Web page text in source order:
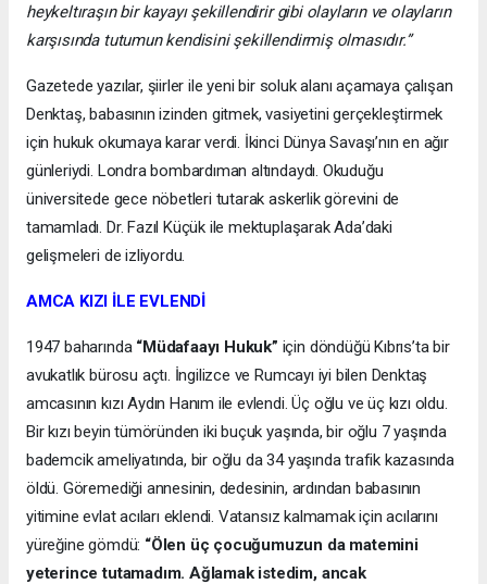
heykeltıraşın bir kayayı şekillendirir gibi olayların ve olayların
karşısında tutumun kendisini şekillendirmiş olmasıdır.”
Gazetede yazılar, şiirler ile yeni bir soluk alanı açamaya çalışan
Denktaş, babasının izinden gitmek, vasiyetini gerçekleştirmek
için hukuk okumaya karar verdi. İkinci Dünya Savaşı’nın en ağır
günleriydi. Londra bombardıman altındaydı. Okuduğu
üniversitede gece nöbetleri tutarak askerlik görevini de
tamamladı. Dr. Fazıl Küçük ile mektuplaşarak Ada’daki
gelişmeleri de izliyordu.
AMCA KIZI İLE EVLENDİ
1947 baharında “Müdafaayı Hukuk” için döndüğü Kıbrıs’ta bir
avukatlık bürosu açtı. İngilizce ve Rumcayı iyi bilen Denktaş
amcasının kızı Aydın Hanım ile evlendi. Üç oğlu ve üç kızı oldu.
Bir kızı beyin tümöründen iki buçuk yaşında, bir oğlu 7 yaşında
bademcik ameliyatında, bir oğlu da 34 yaşında trafik kazasında
öldü. Göremediği annesinin, dedesinin, ardından babasının
yitimine evlat acıları eklendi. Vatansız kalmamak için acılarını
yüreğine gömdü: “Ölen üç çocuğumuzun da matemini
yeterince tutamadım. Ağlamak istedim, ancak